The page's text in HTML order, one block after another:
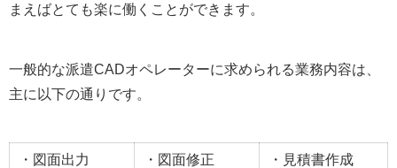
まえばとても楽に働くことができます。
一般的な派遣CADオペレーターに求められる業務内容は、
主に以下の通りです。
・図面出力 ・図面修正 ・見積書作成